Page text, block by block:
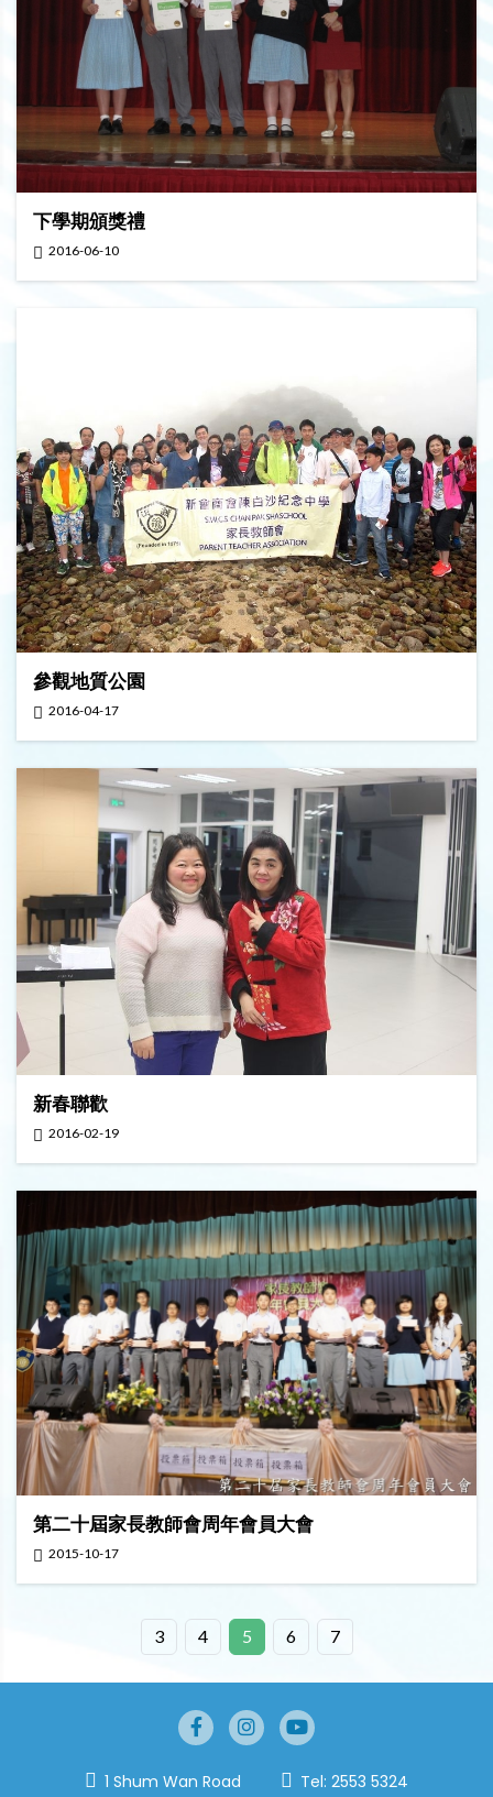
下學期頒獎禮
2016-06-10
參觀地質公園
2016-04-17
新春聯歡
2016-02-19
第二十屆家長教師會周年會員大會
2015-10-17
3 4 5 6 7
1 Shum Wan Road Tel: 2553 5324